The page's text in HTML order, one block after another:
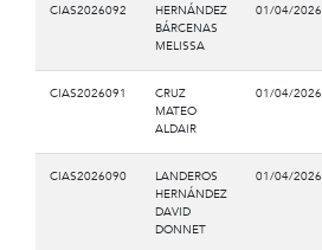
CIAS2026092
HERNÁNDEZ
BÁRCENAS
MELISSA
01/04/2026
CIAS2026091
CRUZ
MATEO
ALDAIR
01/04/2026
CIAS2026090
LANDEROS
HERNÁNDEZ
DAVID
DONNET
01/04/2026